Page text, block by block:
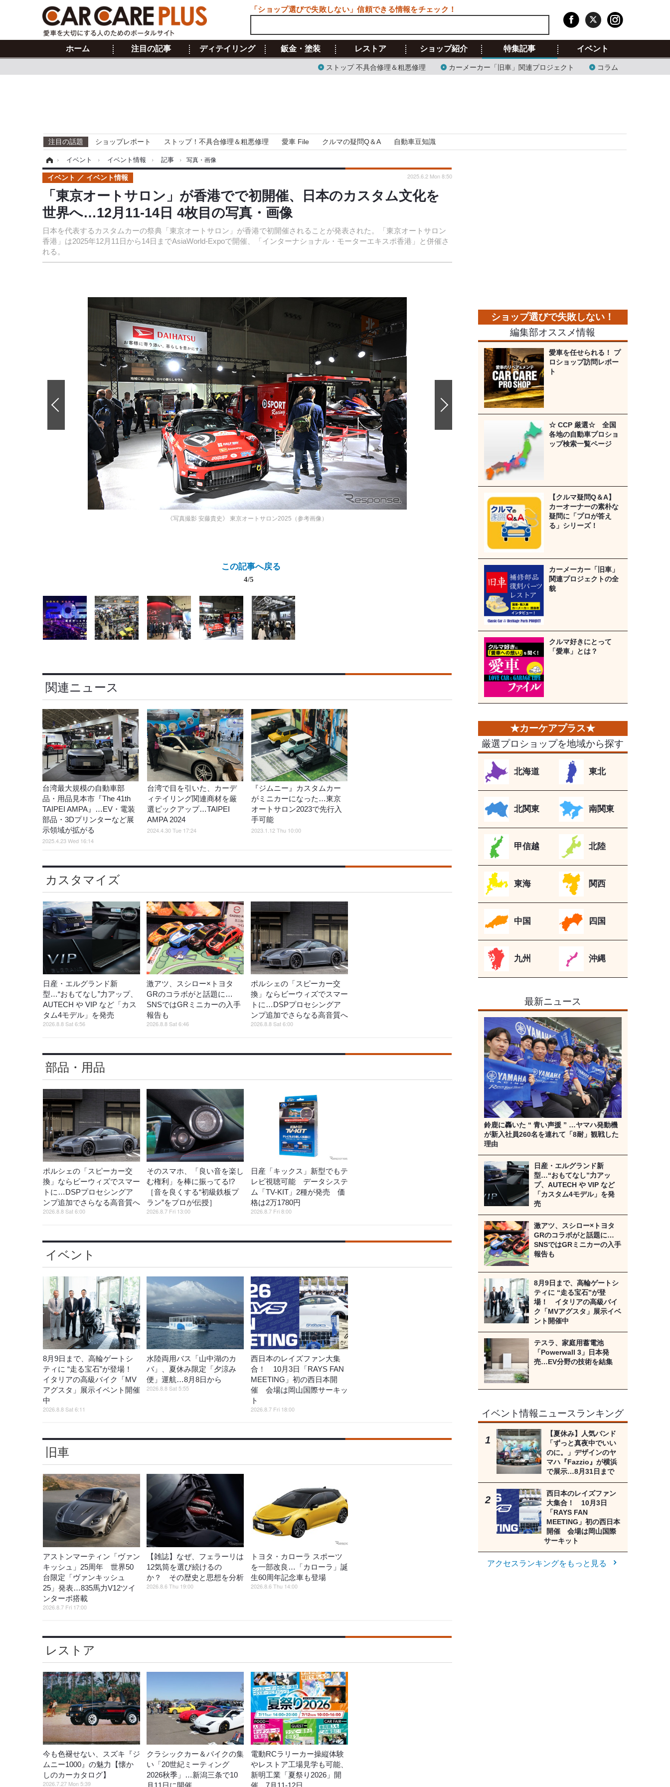
ホーム 注目の記事 ディテイリング 鈑金・塗装 レストア ショップ紹介 特集記事
ストップ 不具合修理＆粗悪修理 カーメーカー「旧車」関連プロジェクト コラム
イベント
注目の話題 ショップレポート ストップ！不具合修理＆粗悪修理 愛車 File クルマの疑問Q＆A 自動車豆知識
› イベント › イベント情報 › 記事 › 写真・画像
「東京オートサロン」が香港でで初開催、日本のカスタム文化を
世界へ…12月11-14日 4枚目の写真・画像
日本を代表するカスタムカーの祭典「東京オートサロン」が香港で初開催されることが発表された。「東京オートサロン
香港」は2025年12月11日から14日までAsiaWorld-Expoで開催、「インターナショナル・モーターエキスポ香港」と併催さ
れる。
イベント イベント情報 2025.6.2 Mon 8:50
《写真撮影 安藤貴史》 東京オートサロン2025（参考画像）
この記事へ戻る
4/5
関連ニュース
台湾最大規模の自動車部
品・用品見本市『The 41th
TAIPEI AMPA』…EV・電装
部品・3Dプリンターなど展
示領域が拡がる
2025.4.23 Wed 16:14
台湾で目を引いた、カーデ
ィテイリング関連商材を厳
選ピックアップ…TAIPEI
AMPA 2024
2024.4.30 Tue 17:24
『ジムニー』カスタムカー
がミニカーになった…東京
オートサロン2023で先行入
手可能
2023.1.12 Thu 10:00
カスタマイズ
日産・エルグランド新
型…“おもてなし”力アップ、
AUTECH や VIP など「カス
タム4モデル」を発売
2026.8.8 Sat 6:56
激アツ、スシロー×トヨタ
GRのコラボがと話題に…
SNSではGRミニカーの入手
報告も
2026.8.8 Sat 6:46
ポルシェの「スピーカー交
換」ならビーウィズでスマー
トに…DSPプロセシングア
ンプ追加でさらなる高音質へ
2026.8.8 Sat 6:00
部品・用品
ポルシェの「スピーカー交
換」ならビーウィズでスマー
トに…DSPプロセシングア
ンプ追加でさらなる高音質へ
2026.8.8 Sat 6:00
そのスマホ、「良い音を楽し
む権利」を棒に振ってる!?
［音を良くする“初級鉄板プ
ラン”をプロが伝授］
2026.8.7 Fri 13:00
日産「キックス」新型でもテ
レビ視聴可能 データシステ
ム「TV-KIT」2種が発売 価
格は2万1780円
2026.8.7 Fri 8:00
イベント
8月9日まで、高輪ゲートシ
ティに “走る宝石”が登場！
イタリアの高級バイク「MV
アグスタ」展示イベント開催
中
2026.8.8 Sat 6:11
水陸両用バス「山中湖のカ
バ」、夏休み限定「夕涼み
便」運航…8月8日から
2026.8.8 Sat 5:55
西日本のレイズファン大集
合！ 10月3日「RAYS FAN
MEETING」初の西日本開
催 会場は岡山国際サーキッ
ト
2026.8.7 Fri 18:00
旧車
アストンマーティン「ヴァン
キッシュ」25周年 世界50
台限定「ヴァンキッシュ
25」発表…835馬力V12ツイ
ンターボ搭載
2026.8.7 Fri 17:00
【雑誌】なぜ、フェラーリは
12気筒を選び続けるの
か？ その歴史と思想を分析
2026.8.6 Thu 19:00
トヨタ・カローラ スポーツ
を一部改良…「カローラ」誕
生60周年記念車も登場
2026.8.6 Thu 14:00
レストア
今も色褪せない、スズキ『ジ
ムニー1000』の魅力【懐か
しのカーカタログ】
2026.7.27 Mon 5:39
クラシックカー＆バイクの集
い「20世紀ミーティング
2026秋季」…新潟三条で10
電動RCラリーカー操縦体験
やレストア工場見学も可能、
新明工業「夏祭り2026」開
編集部オススメ情報
愛車を任せられる！ プ
ロショップ訪問レポー
ト
☆ CCP 厳選☆ 全国
各地の自動車プロショ
ップ検索一覧ページ
【クルマ疑問Q＆A】
カーオーナーの素朴な
疑問に「プロが答え
る」シリーズ！
カーメーカー「旧車」
関連プロジェクトの全
貌
クルマ好きにとって
「愛車」とは？
厳選プロショップを地域から探す
北海道 東北
北関東 南関東
甲信越 北陸
東海 関西
中国 四国
九州 沖縄
最新ニュース
鈴鹿に轟いた “ 青い声援 ” …ヤマハ発動機
が新入社員260名を連れて「8耐」観戦した
理由
日産・エルグランド新
型…“おもてなし”力アッ
プ、AUTECH や VIP など
「カスタム4モデル」を発
売
激アツ、スシロー×トヨタ
GRのコラボがと話題に…
SNSではGRミニカーの入手
報告も
8月9日まで、高輪ゲートシ
ティに “走る宝石”が登
場！ イタリアの高級バイ
ク「MVアグスタ」展示イベ
ント開催中
テスラ、家庭用蓄電池
「Powerwall 3」日本発
売…EV分野の技術を結集
イベント情報ニュースランキング
【夏休み】人気バンド
「ずっと真夜中でいい
のに。」デザインのヤ
マハ『Fazzio』が横浜
で展示…8月31日まで
西日本のレイズファン
大集合！ 10月3日
「RAYS FAN
MEETING」初の西日本
開催 会場は岡山国際
サーキット
アクセスランキングをもっと見る
「ショップ選びで失敗しない」信頼できる情報をチェック！